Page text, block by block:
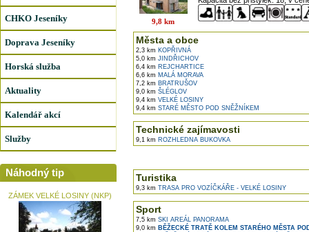
CHKO Jeseníky
Doprava Jeseníky
Horská služba
Aktuality
Kalendář akcí
Služby
Náhodný tip
ZÁMEK VELKÉ LOSINY (NKP)
9,8 km
Města a obce
2,3 km KOPŘIVNÁ
5,0 km JINDŘICHOV
6,4 km REJCHARTICE
6,6 km MALÁ MORAVA
7,2 km BRATRUŠOV
9,0 km ŠLÉGLOV
9,4 km VELKÉ LOSINY
9,4 km STARÉ MĚSTO POD SNĚŽNÍKEM
Technické zajímavosti
9,1 km ROZHLEDNA BUKOVKA
Turistika
9,3 km TRASA PRO VOZÍČKÁŘE - VELKÉ LOSINY
Sport
7,5 km SKI AREÁL PANORAMA
9,0 km BĚŽECKÉ TRATĚ KOLEM STARÉHO MĚSTA